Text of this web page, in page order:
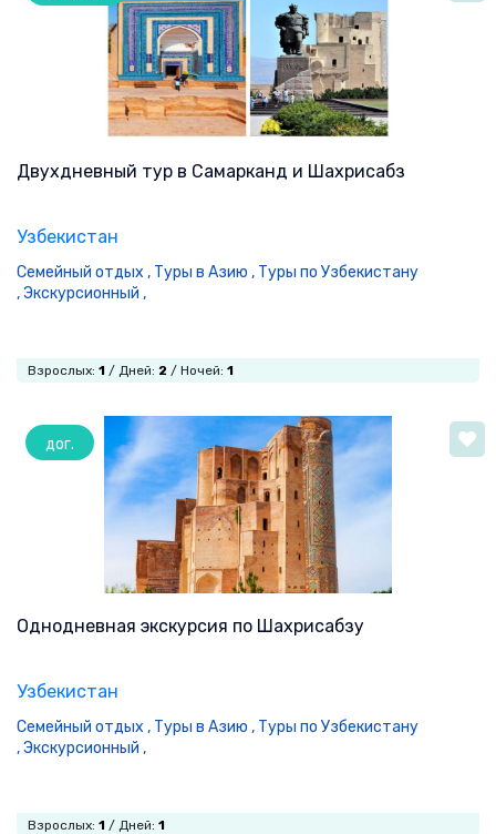
Двухдневный тур в Самарканд и Шахрисабз
Узбекистан
Семейный отдых , Туры в Азию , Туры по Узбекистану
,Экскурсионный ,
Взрослых: 1 / Дней: 2 / Ночей: 1
дог.
Однодневная экскурсия по Шахрисабзу
Узбекистан
Семейный отдых , Туры в Азию , Туры по Узбекистану
,Экскурсионный ,
Взрослых: 1 / Дней: 1